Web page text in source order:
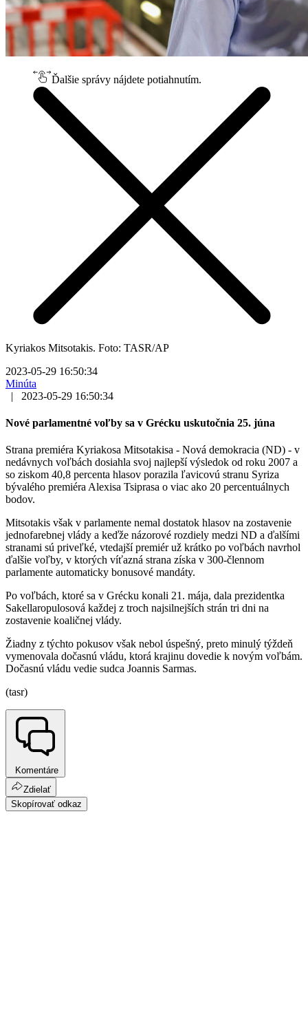
Ďalšie správy nájdete potiahnutím.
Kyriakos Mitsotakis. Foto: TASR/AP
2023-05-29 16:50:34
Minúta
|
2023-05-29 16:50:34
Nové parlamentné voľby sa v Grécku uskutočnia 25. júna
Strana premiéra Kyriakosa Mitsotakisa - Nová demokracia (ND) - v
nedávnych voľbách dosiahla svoj najlepší výsledok od roku 2007 a
so ziskom 40,8 percenta hlasov porazila ľavicovú stranu Syriza
bývalého premiéra Alexisa Tsiprasa o viac ako 20 percentuálnych
bodov.
Mitsotakis však v parlamente nemal dostatok hlasov na zostavenie
jednofarebnej vlády a keďže názorové rozdiely medzi ND a ďalšími
stranami sú priveľké, vtedajší premiér už krátko po voľbách navrhol
ďalšie voľby, v ktorých víťazná strana získa v 300-člennom
parlamente automaticky bonusové mandáty.
Po voľbách, ktoré sa v Grécku konali 21. mája, dala prezidentka
Sakellaropulosová každej z troch najsilnejších strán tri dni na
zostavenie koaličnej vlády.
Žiadny z týchto pokusov však nebol úspešný, preto minulý týždeň
vymenovala dočasnú vládu, ktorá krajinu dovedie k novým voľbám.
Dočasnú vládu vedie sudca Joannis Sarmas.
(tasr)
Komentáre
Zdielať
Skopírovať odkaz